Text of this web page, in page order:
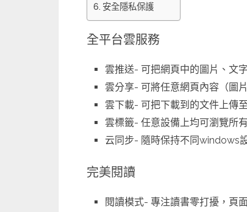
安全隱私保護
全平台雲服務
雲推送- 可把網頁中的圖片、文
雲分享- 可將任意網頁內容（圖
雲下載- 可把下載到的文件上傳
雲標籤- 任意設備上均可瀏覽所
云同步- 隨時保持不同windows
完美閱讀
閱讀模式- 專注讀書零打擾，頁